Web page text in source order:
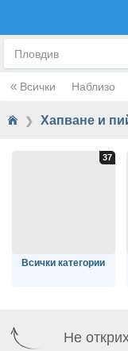
Пловдив
« Всички Наблизо
❯ Хапване и
Всички категории
Не